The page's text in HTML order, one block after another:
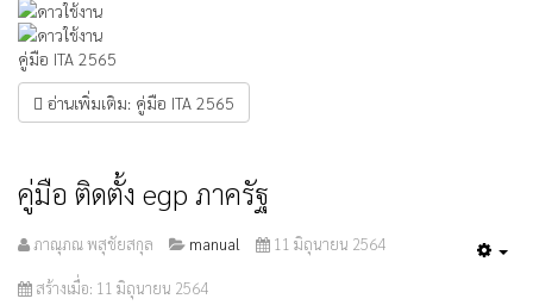
คู่มือ ITA 2565
อ่านเพิ่มเติม: คู่มือ ITA 2565
คู่มือ ติดตั้ง egp ภาครัฐ
ภาณุภณ พสุชัยสกุล manual 11 มิถุนายน 2564
สร้างเมื่อ: 11 มิถุนายน 2564